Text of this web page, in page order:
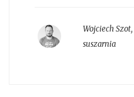
Wojciech Szot,
suszarnia